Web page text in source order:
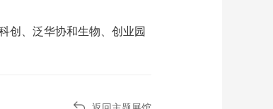
创、泛华协和生物、创业园